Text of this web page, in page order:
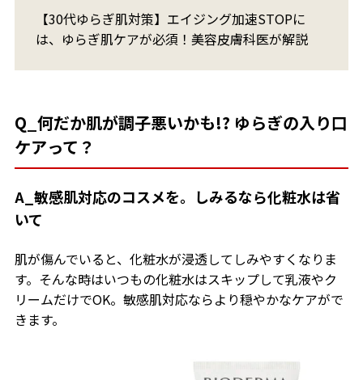
【30代ゆらぎ肌対策】エイジング加速STOPに
は、ゆらぎ肌ケアが必須！美容皮膚科医が解説
Q_何だか肌が調子悪いかも!? ゆらぎの入り口
ケアって？
A_敏感肌対応のコスメを。しみるなら化粧水は省
いて
肌が傷んでいると、化粧水が浸透してしみやすくなりま
す。そんな時はいつもの化粧水はスキップして乳液やク
リームだけでOK。敏感肌対応ならより穏やかなケアがで
きます。